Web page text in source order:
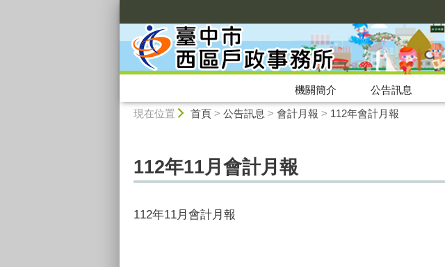
機關簡介 公告訊息
現在位置 首頁> 公告訊息 > 會計月報 > 112年會計月報
112年11月會計月報
112年11月會計月報